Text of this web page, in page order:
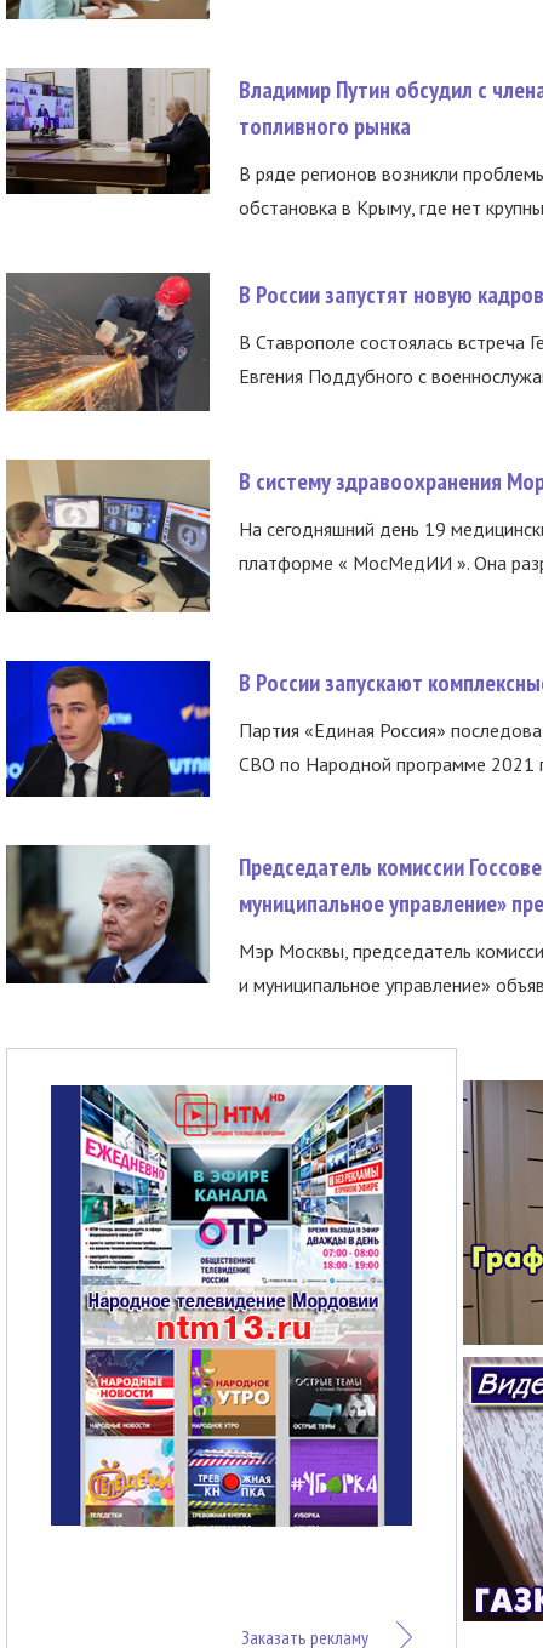
Владимир Путин обсудил с
топливного рынка
В ряде регионов возникли
обстановка в Крыму, где нет
В России запустят новую
В Ставрополе состоялась встреча
Евгения Поддубного с
В систему здравоохранения
На сегодняшний день 19
платформе « МосМедИИ ». Она
В России запускают
Партия «Единая Россия»
СВО по Народной программе 2021
Председатель комиссии
муниципальное управление»
Мэр Москвы, председатель
и муниципальное управление»
Заказать рекламу